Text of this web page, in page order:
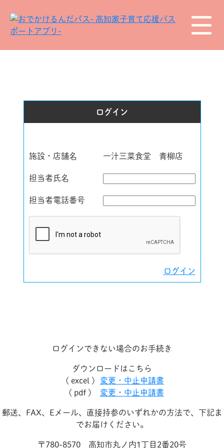
ログイン
施設・店舗名 一汁三菜食堂 青柳店
担当者氏名
担当者電話番号
ログイン
ログインできない場合のお手続き
ダウンロードはこちら
( excel )
変更・中止申請書
( pdf )
変更・中止申請書
郵送、FAX、Eメール、直接持参のいずれかの方法で、下記ま
でお届けください。
〒780-8570 高知市丸ノ内1丁目2番20号